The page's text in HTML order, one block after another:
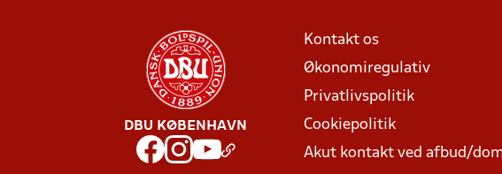
DBU KØBENHAVN
Kontakt os
Økonomiregulativ
Privatlivspolitik
Cookiepolitik
Akut kontakt ved afbud/